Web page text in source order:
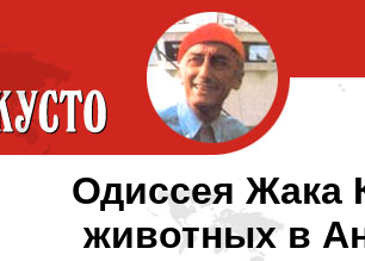
Одиссея Жака
животных в